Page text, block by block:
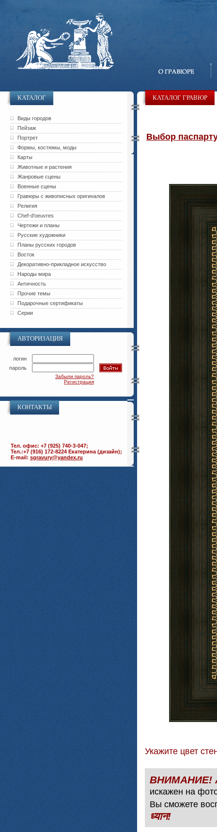
КАТАЛОГ
Виды городов
Пейзаж
Портрет
Формы, костюмы, моды
Карты
Животные и растения
Жанровые сцены
Военные сцены
Гравюры с живописных оригиналов
Религия
Chef-d'oeuvres
Чертежи и планы
Русские художники
Планы русских городов
Восток
Декоративно-прикладное искусство
Народы мира
Античность
Прочие темы
Подарочные сертификаты
Серии
АВТОРИЗАЦИЯ
логин
пароль
Забыли пароль?
Регистрация
КОНТАКТЫ
Тел. офис: +7 (925) 740-3-047;
Тел.:+7 (916) 172-8224 Екатерина (дизайн);
E-mail: sgravury@yandex.ru
КАТАЛОГ ГРАВЮР
Выбор
Укажите цвет
искажен на
Вы сможете
ध्यान!